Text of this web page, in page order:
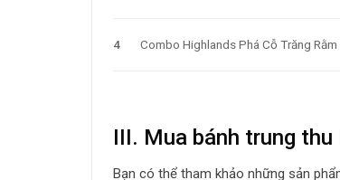
4 Combo Highlands Phá Cỗ Trăng Rằm
III. Mua bánh trung
Bạn có thể tham khảo những sản